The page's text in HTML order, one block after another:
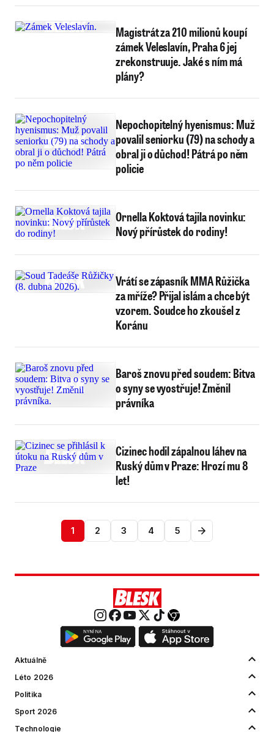
Magistrát za 210 milionů koupí
zámek Veleslavín, Praha 6 jej
zrekonstruuje. Jaké s ním má
plány?
Nepochopitelný hyenismus: Muž
povalil seniorku (79) na schody a
obral ji o důchod! Pátrá po něm
policie
Ornella Koktová tajila novinku:
Nový přírůstek do rodiny!
Vrátí se zápasník MMA Růžička
za mříže? Přijal islám a chce být
vzorem. Soudce ho zkoušel z
Koránu
Baroš znovu před soudem: Bitva
o syny se vyostřuje! Změnil
právníka
Cizinec hodil zápalnou láhev na
Ruský dům v Praze: Hrozí mu 8
let!
1 2 3 4 5
Aktuálně
Léto 2026
Politika
Sport 2026
Technologie